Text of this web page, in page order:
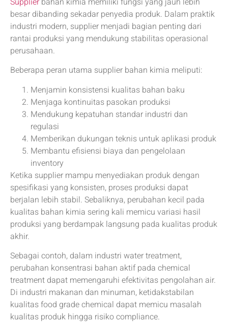
besar dibanding sekadar penyedia produk. Dalam praktik
industri modern, supplier menjadi bagian penting dari
rantai produksi yang mendukung stabilitas operasional
perusahaan.
Beberapa peran utama supplier bahan kimia meliputi:
Menjamin konsistensi kualitas bahan baku
Menjaga kontinuitas pasokan produksi
Mendukung kepatuhan standar industri dan
regulasi
Memberikan dukungan teknis untuk aplikasi produk
Membantu efisiensi biaya dan pengelolaan
inventory
Ketika supplier mampu menyediakan produk dengan
spesifikasi yang konsisten, proses produksi dapat
berjalan lebih stabil. Sebaliknya, perubahan kecil pada
kualitas bahan kimia sering kali memicu variasi hasil
produksi yang berdampak langsung pada kualitas produk
akhir.
Sebagai contoh, dalam industri water treatment,
perubahan konsentrasi bahan aktif pada chemical
treatment dapat memengaruhi efektivitas pengolahan air.
Di industri makanan dan minuman, ketidakstabilan
kualitas food grade chemical dapat memicu masalah
kualitas produk hingga risiko compliance.